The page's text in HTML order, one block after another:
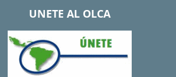
UNETE AL OLCA